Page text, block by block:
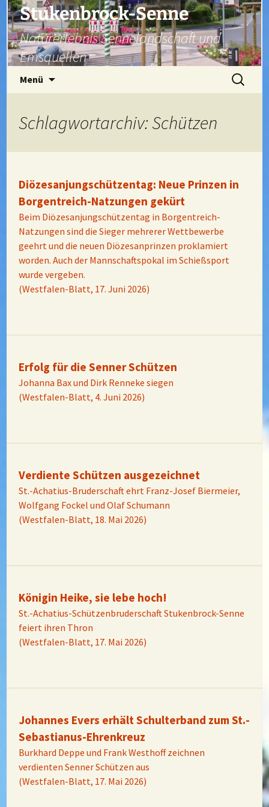
Zum
Inhalt
springen
Stukenbrock-Senne
Naturerlebnis Sennelandschaft und
Emsquellen
Menü
Suchen
nach:
Schlagwortarchiv: Schützen
Diözesanjungschützentag: Neue Prinzen in
Borgentreich-Natzungen gekürt
Beim Diözesanjungschützentag in Borgentreich-
Natzungen sind die Sieger mehrerer Wettbewerbe
geehrt und die neuen Diözesanprinzen proklamiert
worden. Auch der Mannschaftspokal im Schießsport
wurde vergeben.
(Westfalen-Blatt, 17. Juni 2026)
Erfolg für die Senner Schützen
Johanna Bax und Dirk Renneke siegen
(Westfalen-Blatt, 4. Juni 2026)
Verdiente Schützen ausgezeichnet
St.-Achatius-Bruderschaft ehrt Franz-Josef Biermeier,
Wolfgang Fockel und Olaf Schumann
(Westfalen-Blatt, 18. Mai 2026)
Königin Heike, sie lebe hoch!
St.-Achatius-Schützenbruderschaft Stukenbrock-Senne
feiert ihren Thron
(Westfalen-Blatt, 17. Mai 2026)
Johannes Evers erhält Schulterband zum St.-
Sebastianus-Ehrenkreuz
Burkhard Deppe und Frank Westhoff zeichnen
verdienten Senner Schützen aus
(Westfalen-Blatt, 17. Mai 2026)